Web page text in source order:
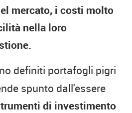
mercato, i costi molto
nella loro
definiti portafogli pigri
spunto dall'essere
di investimento